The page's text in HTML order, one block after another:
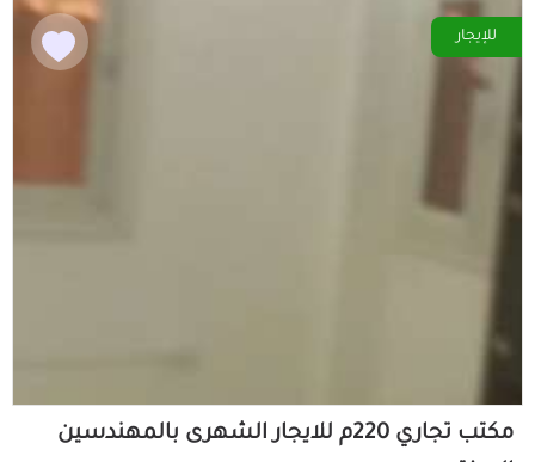
للإيجار
مكتب تجاري 220م للايجار الشهرى بالمهندسين